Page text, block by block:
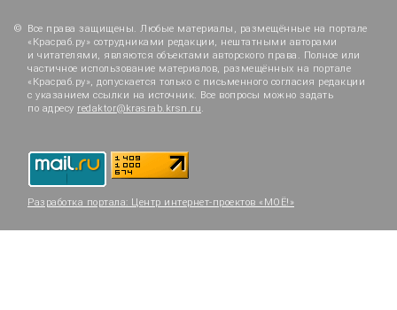
Все права защищены. Любые материалы, размещённые на портале
«Красраб.ру» сотрудниками редакции, нештатными авторами
и читателями, являются объектами авторского права. Полное или
частичное использование материалов, размещённых на портале
«Красраб.ру», допускается только с письменного согласия редакции
с указанием ссылки на источник. Все вопросы можно задать
по адресу redaktor@krasrab.krsn.ru.
Разработка портала: Центр интернет-проектов «МОЁ!»